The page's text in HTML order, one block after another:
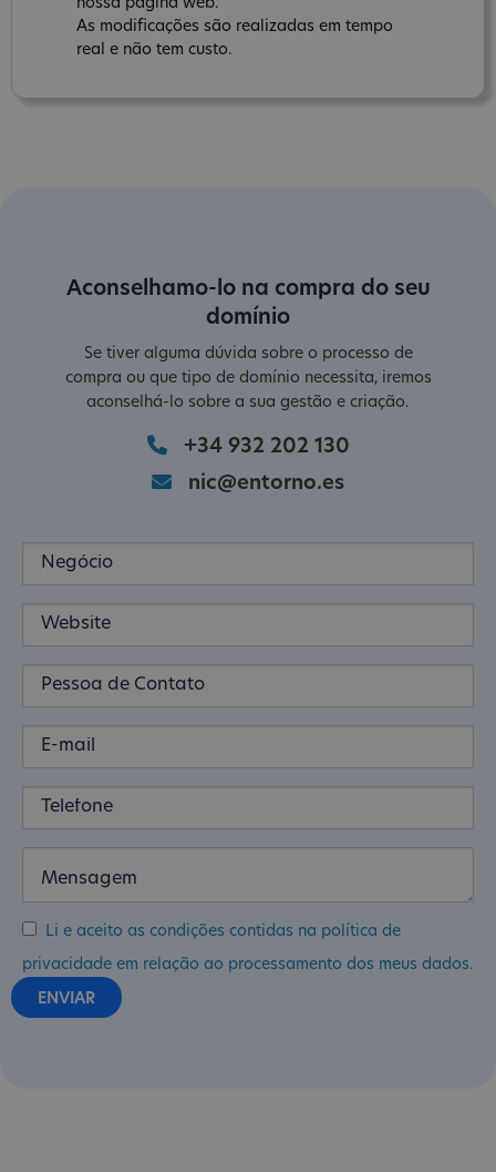
nossa página web.
As modificações são realizadas em tempo
real e não tem custo.
Aconselhamo-lo na compra do seu
domínio
Se tiver alguma dúvida sobre o processo de
compra ou que tipo de domínio necessita, iremos
aconselhá-lo sobre a sua gestão e criação.
+34 932 202 130
nic@entorno.es
Li e aceito as condições contidas na política de
privacidade em relação ao processamento dos meus dados.